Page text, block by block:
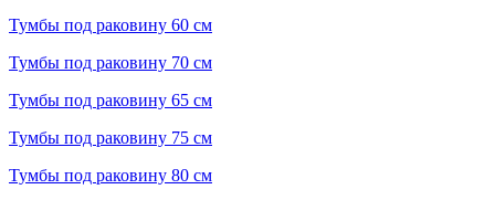
Тумбы под раковину 60 см
Тумбы под раковину 70 см
Тумбы под раковину 65 см
Тумбы под раковину 75 см
Тумбы под раковину 80 см